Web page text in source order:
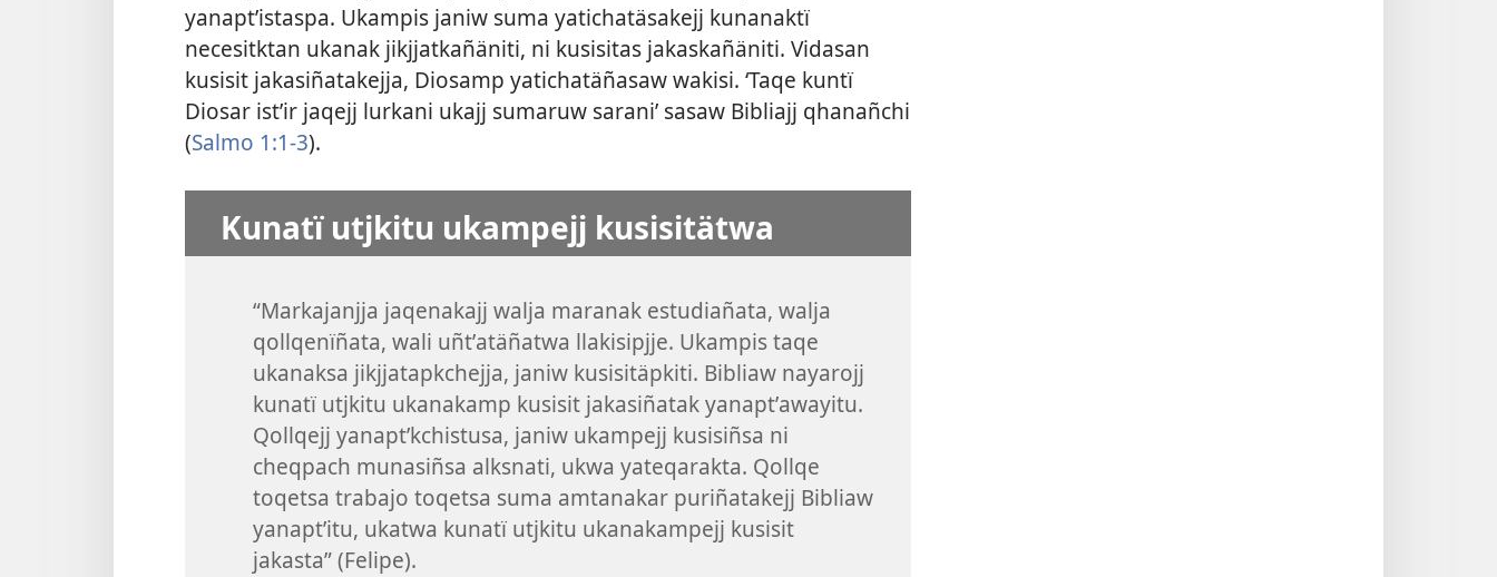
yanaptʼistaspa. Ukampis janiw suma yatichatäsakejj kunanaktï
necesitktan ukanak jikjjatkañäniti, ni kusisitas jakaskañäniti. Vidasan
kusisit jakasiñatakejja, Diosamp yatichatäñasaw wakisi. ‘Taqe kuntï
Diosar istʼir jaqejj lurkani ukajj sumaruw sarani’ sasaw Bibliajj qhanañchi
(Salmo 1:1-3).
Kunatï utjkitu ukampejj kusisitätwa
“Markajanjja jaqenakajj walja maranak estudiañata, walja
qollqenïñata, wali uñtʼatäñatwa llakisipjje. Ukampis taqe
ukanaksa jikjjatapkchejja, janiw kusisitäpkiti. Bibliaw nayarojj
kunatï utjkitu ukanakamp kusisit jakasiñatak yanaptʼawayitu.
Qollqejj yanaptʼkchistusa, janiw ukampejj kusisiñsa ni
cheqpach munasiñsa alksnati, ukwa yateqarakta. Qollqe
toqetsa trabajo toqetsa suma amtanakar puriñatakejj Bibliaw
yanaptʼitu, ukatwa kunatï utjkitu ukanakampejj kusisit
jakasta” (Felipe).